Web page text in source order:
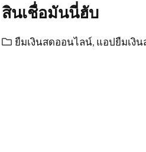
สินเชื่อมันนี่ฮับ
ยืมเงินสดออนไลน์, แอปยืมเงิน